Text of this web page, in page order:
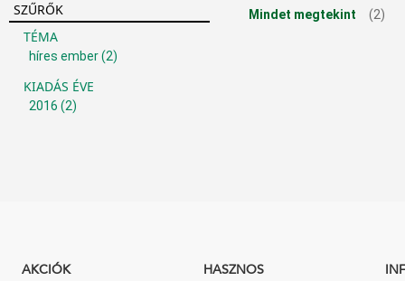
SZŰRŐK
TÉMA
híres ember(2)
KIADÁS ÉVE
2016 (2)
Mindet megtekint (2)
AKCIÓK HASZNOS